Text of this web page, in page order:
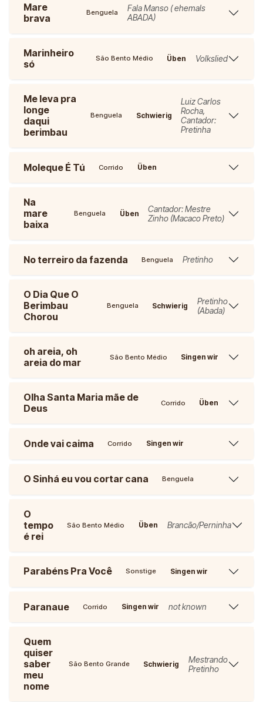
Mare
brava
Benguela
Fala Manso ( ehemals
ABADA)
Marinheiro
só
São Bento Médio Üben Volkslied
Me leva pra
longe
daqui
berimbau
Benguela Schwierig
Luiz Carlos
Rocha,
Cantador:
Pretinha
Moleque É Tú Corrido Üben
Na
mare
baixa
Benguela Üben
Cantador: Mestre
Zinho (Macaco Preto)
No terreiro da fazenda Benguela Pretinho
O Dia Que O
Berimbau
Chorou
Benguela Schwierig
Pretinho
(Abada)
oh areia, oh
areia do mar
São Bento Médio Singen wir
Olha Santa Maria mãe de
Deus
Corrido Üben
Onde vai caima Corrido Singen wir
O Sinhá eu vou cortar cana Benguela
O
tempo
é rei
São Bento Médio Üben Brancão/Perninha
Parabéns Pra Você Sonstige Singen wir
Paranaue Corrido Singen wir not known
Quem
quiser
saber
meu
nome
São Bento Grande Schwierig
Mestrando
Pretinho